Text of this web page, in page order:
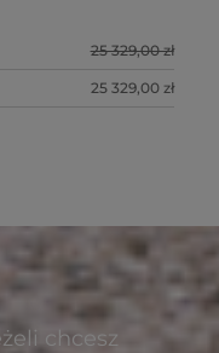
25 329,00 zł
25 329,00 zł
chcesz